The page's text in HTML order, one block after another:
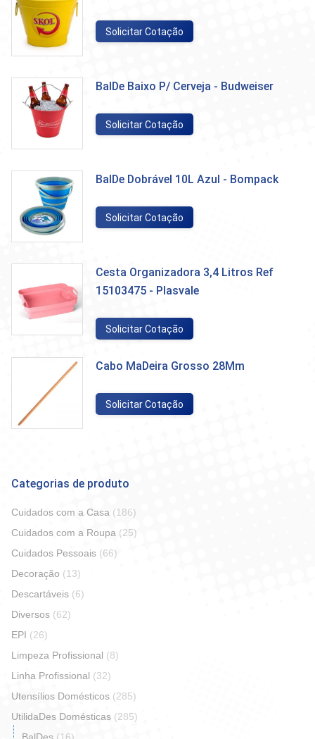
Solicitar Cotação
BalDe Baixo P/ Cerveja - Budweiser
Solicitar Cotação
BalDe Dobrável 10L Azul - Bompack
Solicitar Cotação
Cesta Organizadora 3,4 Litros Ref
15103475 - Plasvale
Solicitar Cotação
Cabo MaDeira Grosso 28Mm
Solicitar Cotação
Categorias de produto
Cuidados com a Casa (186)
Cuidados com a Roupa (25)
Cuidados Pessoais (66)
Decoração (13)
Descartáveis (6)
Diversos (62)
EPI (26)
Limpeza Profissional (8)
Linha Profissional (32)
Utensílios Domésticos (285)
UtilidaDes Domésticas (285)